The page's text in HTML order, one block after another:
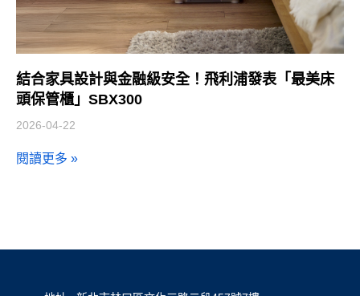
結合家具設計與金融級安全！飛利浦發表「最美床
頭保管櫃」SBX300
2026-04-22
閱讀更多 »